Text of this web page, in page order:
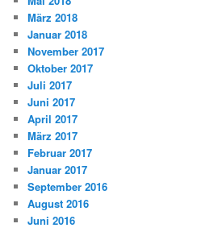
März 2018
Januar 2018
November 2017
Oktober 2017
Juli 2017
Juni 2017
April 2017
März 2017
Februar 2017
Januar 2017
September 2016
August 2016
Juni 2016